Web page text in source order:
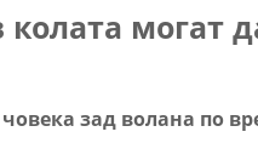
могат
зад волана по